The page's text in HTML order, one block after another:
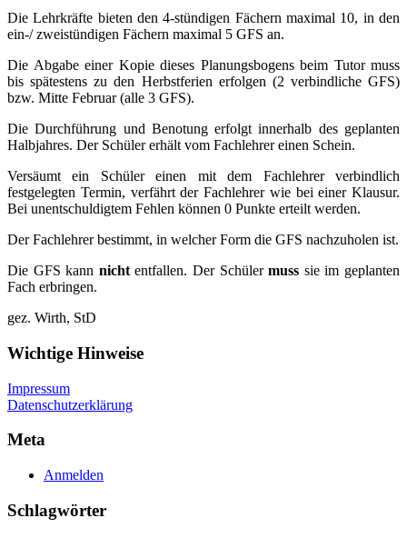
Die Lehrkräfte bieten den 4-stündigen Fächern maximal 10, in den
ein-/ zweistündigen Fächern maximal 5 GFS an.
Die Abgabe einer Kopie dieses Planungsbogens beim Tutor muss
bis spätestens zu den Herbstferien erfolgen (2 verbindliche GFS)
bzw. Mitte Februar (alle 3 GFS).
Die Durchführung und Benotung erfolgt innerhalb des geplanten
Halbjahres. Der Schüler erhält vom Fachlehrer einen Schein.
Versäumt ein Schüler einen mit dem Fachlehrer verbindlich
festgelegten Termin, verfährt der Fachlehrer wie bei einer Klausur.
Bei unentschuldigtem Fehlen können 0 Punkte erteilt werden.
Der Fachlehrer bestimmt, in welcher Form die GFS nachzuholen ist.
Die GFS kann nichtentfallen. Der Schülermuss sie im geplanten
Fach erbringen.
gez. Wirth, StD
Wichtige Hinweise
Impressum
Datenschutzerklärung
Meta
Anmelden
Schlagwörter